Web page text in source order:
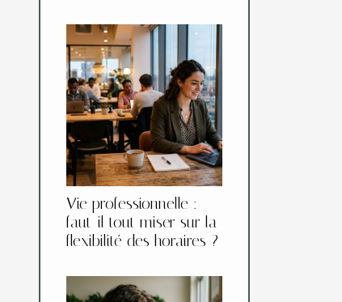
Vie professionnelle :
faut-il tout miser sur la
flexibilité des horaires ?